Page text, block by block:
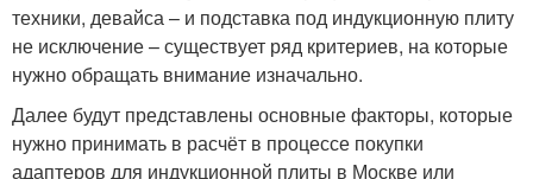
техники, девайса – и подставка под индукционную плиту
не исключение – существует ряд критериев, на которые
нужно обращать внимание изначально.
Далее будут представлены основные факторы, которые
нужно принимать в расчёт в процессе покупки
адаптеров для индукционной плиты в Москве или